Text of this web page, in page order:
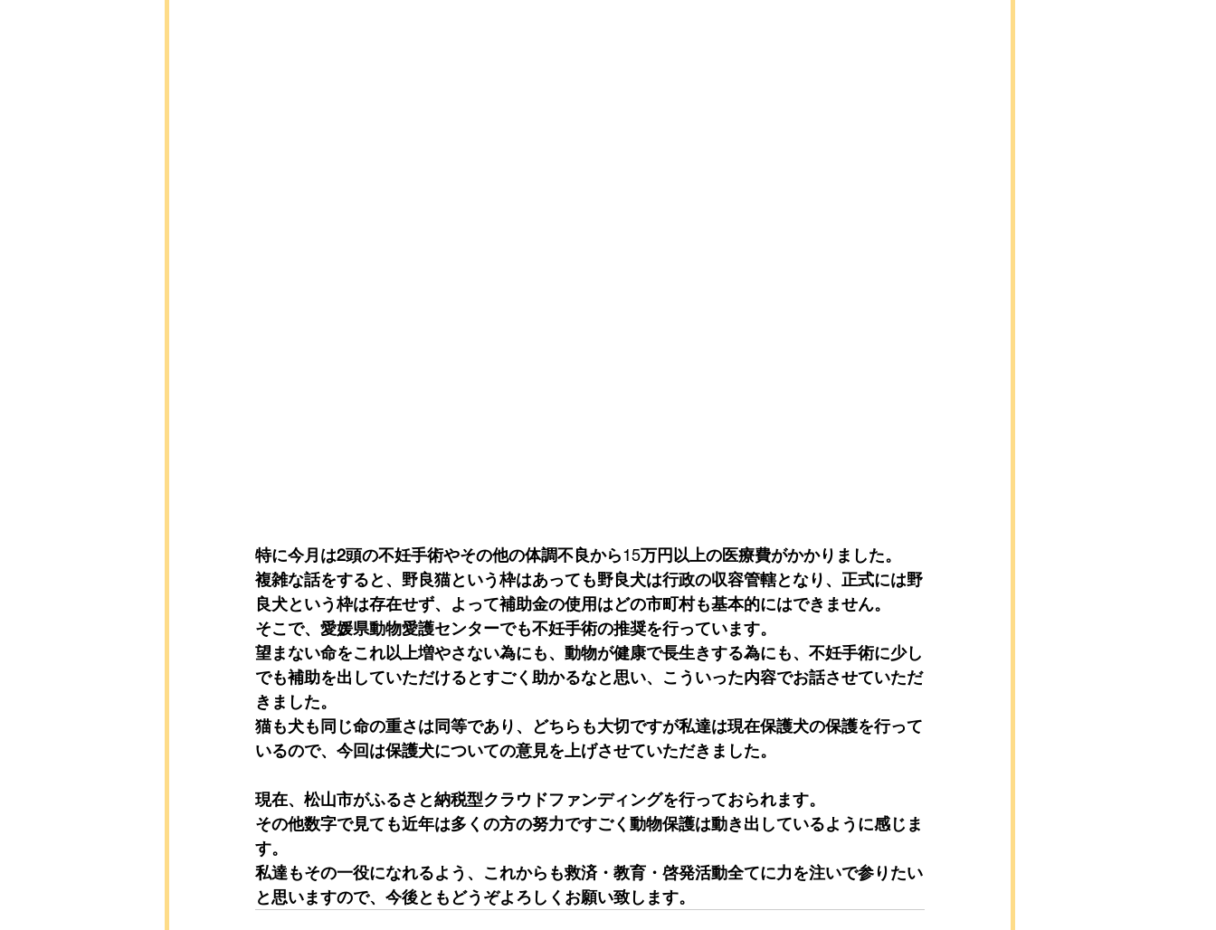
特に今月は2頭の不妊手術やその他の体調不良から15万円以上の医療費がかかりました。
複雑な話をすると、野良猫という枠はあっても野良犬は行政の収容管轄となり、正式には野
良犬という枠は存在せず、よって補助金の使用はどの市町村も基本的にはできません。
そこで、愛媛県動物愛護センターでも不妊手術の推奨を行っています。
望まない命をこれ以上増やさない為にも、動物が健康で長生きする為にも、不妊手術に少し
でも補助を出していただけるとすごく助かるなと思い、こういった内容でお話させていただ
きました。
猫も犬も同じ命の重さは同等であり、どちらも大切ですが私達は現在保護犬の保護を行って
いるので、今回は保護犬についての意見を上げさせていただきました。
現在、松山市がふるさと納税型クラウドファンディングを行っておられます。
その他数字で見ても近年は多くの方の努力ですごく動物保護は動き出しているように感じま
す。
私達もその一役になれるよう、これからも救済・教育・啓発活動全てに力を注いで参りたい
と思いますので、今後ともどうぞよろしくお願い致します。